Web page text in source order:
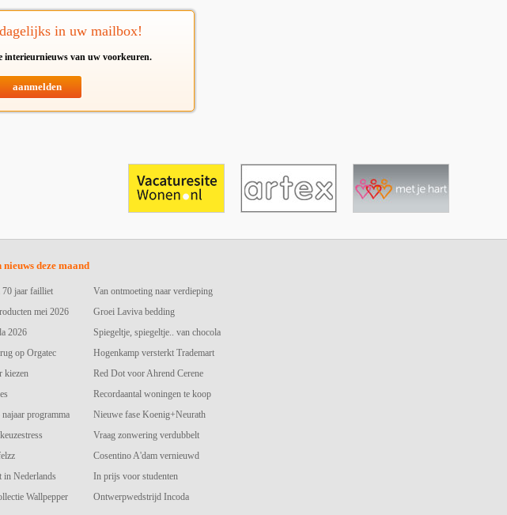
in uw mailbox!
interieurnieuws van uw voorkeuren.
aanmelden
nieuws deze maand
70 jaar failliet
mei 2026
2026
op Orgatec
kiezen
programma
in Nederlands
Wallpepper
Van ontmoeting naar verdieping
Groei Laviva bedding
Spiegeltje, spiegeltje.. van chocola
Hogenkamp versterkt Trademart
Red Dot voor Ahrend Cerene
Recordaantal woningen te koop
Nieuwe fase Koenig+Neurath
Vraag zonwering verdubbelt
Cosentino A'dam vernieuwd
In prijs voor studenten
Ontwerpwedstrijd Incoda